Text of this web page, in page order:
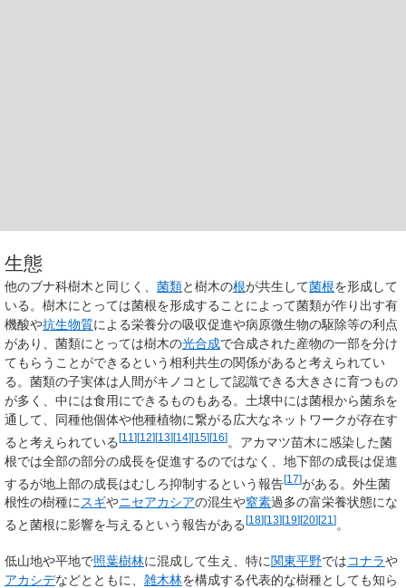
生態
他のブナ科樹木と同じく、 菌類と樹木の根が共生して菌根を形成して
いる。樹木にとっては菌根を形成することによって菌類が作り出す有
機酸や抗生物質による栄養分の吸収促進や病原微生物の駆除等の利点
があり、菌類にとっては樹木の光合成で合成された産物の一部を分け
てもらうことができるという相利共生の関係があると考えられてい
る。菌類の子実体は人間がキノコとして認識できる大きさに育つもの
が多く、中には食用にできるものもある。土壌中には菌根から菌糸を
通して、同種他個体や他種植物に繋がる広大なネットワークが存在す
ると考えられている [11 ][12][13][14][15][16] 。アカマツ苗木に感染した菌
根では全部の部分の成長を促進するのではなく、地下部の成長は促進
するが地上部の成長はむしろ抑制するという報告[17]がある。外生菌
根性の樹種にスギやニセアカシアの混生や窒素過多の富栄養状態にな
ると菌根に影響を与えるという報告がある [18][13][19][20][21 ] 。
低山地や平地で照葉樹林に混成して生え、特に関東平野ではコナラや
アカシデなどとともに、 雑木林を構成する代表的な樹種としても知ら